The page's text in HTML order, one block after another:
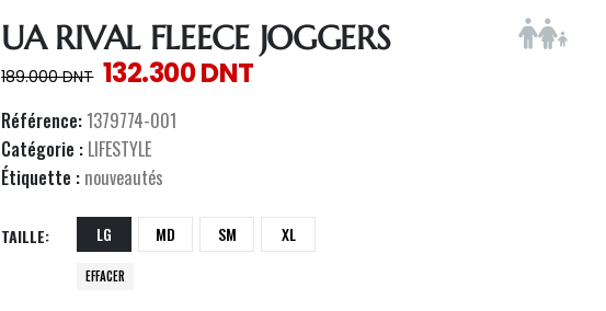
UA RIVAL FLEECE JOGGERS
189.000DNT 132.300DNT
Référence:1379774-001
Catégorie : LIFESTYLE
Étiquette : nouveautés
TAILLE LG MD SM XL
EFFACER